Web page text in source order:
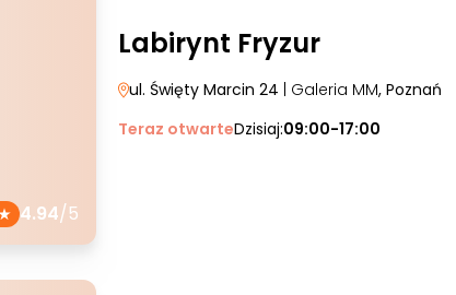
4.94/5
Labirynt Fryzur
ul. Święty Marcin 24 | Galeria MM, Poznań
Teraz otwarteDzisiaj:09:00-17:00